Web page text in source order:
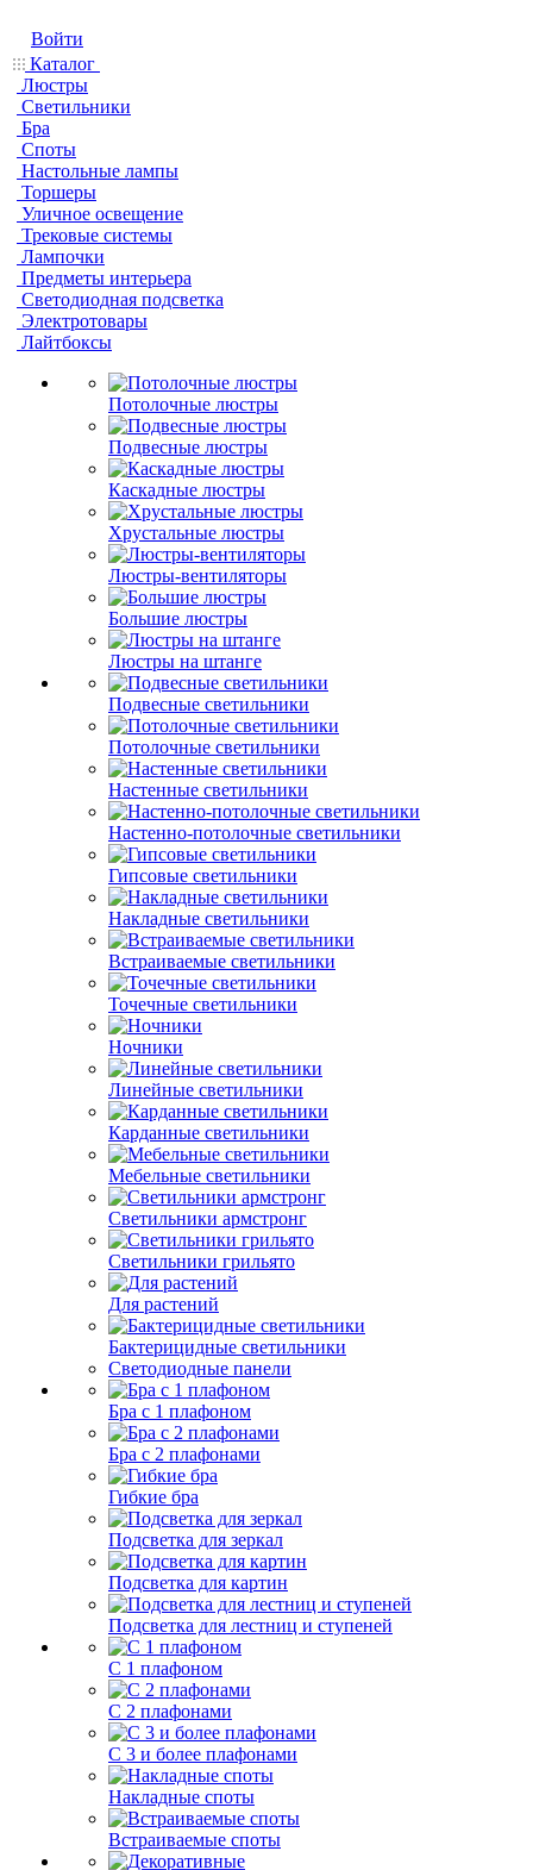
Войти
Каталог
Люстры
Светильники
Бра
Споты
Настольные лампы
Торшеры
Уличное освещение
Трековые системы
Лампочки
Предметы интерьера
Светодиодная подсветка
Электротовары
Лайтбоксы
Потолочные люстры
Подвесные люстры
Каскадные люстры
Хрустальные люстры
Люстры-вентиляторы
Большие люстры
Люстры на штанге
Подвесные светильники
Потолочные светильники
Настенные светильники
Настенно-потолочные светильники
Гипсовые светильники
Накладные светильники
Встраиваемые светильники
Точечные светильники
Ночники
Линейные светильники
Карданные светильники
Мебельные светильники
Светильники армстронг
Светильники грильято
Для растений
Бактерицидные светильники
Светодиодные панели
Бра с 1 плафоном
Бра с 2 плафонами
Гибкие бра
Подсветка для зеркал
Подсветка для картин
Подсветка для лестниц и ступеней
С 1 плафоном
С 2 плафонами
С 3 и более плафонами
Накладные споты
Встраиваемые споты